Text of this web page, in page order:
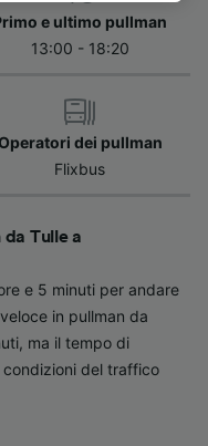
e ultimo pullman
13:00 - 18:20
dei pullman
Flixbus
Tulle a
e 5 minuti per andare
in pullman da
ma il tempo di
del traffico
Queste scelte
partner e non
il consenso
precisi.
del
e/o
prestazioni
ricerche sul